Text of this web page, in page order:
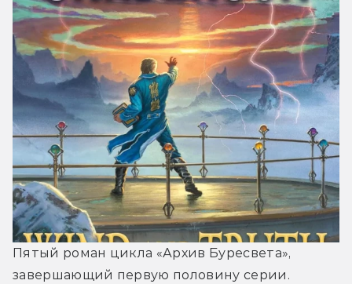
Пятый роман цикла «Архив Буресвета»,
завершающий первую половину серии.